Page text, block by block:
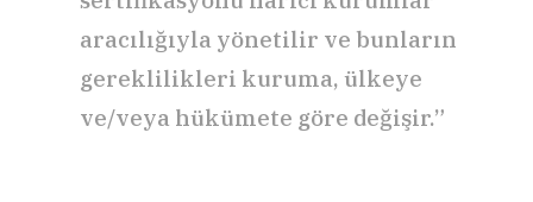
aracılığıyla yönetilir ve bunların
gereklilikleri kuruma, ülkeye
ve/veya hükümete göre değişir.”